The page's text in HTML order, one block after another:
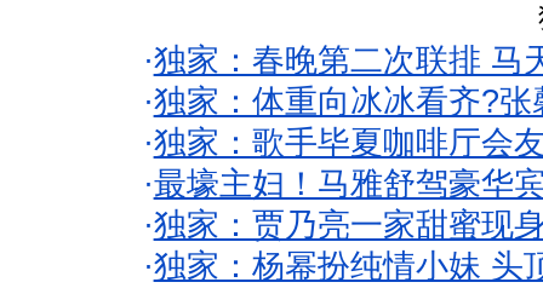
·独家：春晚第二次联排 马
·独家：体重向冰冰看齐?
·独家：歌手毕夏咖啡厅会
·最壕主妇！马雅舒驾豪华
·独家：贾乃亮一家甜蜜现
·独家：杨幂扮纯情小妹 头